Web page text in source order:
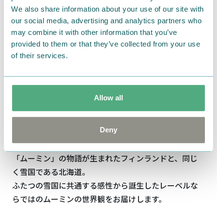
We also share information about your use of our site with
our social media, advertising and analytics partners who
may combine it with other information that you’ve
provided to them or that they’ve collected from your use
of their services.
Allow all
Deny
「ムーミン」の物語が生まれたフィンランドと、同じ
く雪国である北海道。
ふたつの雪国に共通する感性から誕生したレーベルな
らではのムーミンの世界観をお届けします。